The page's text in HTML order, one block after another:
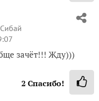
Сибай
зачёт!!! Жду)))
2 Спасибо!